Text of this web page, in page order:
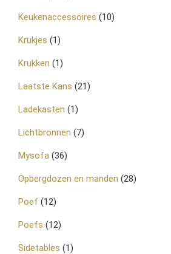
Keukenaccessoires (10)
Krukjes (1)
Krukken (1)
Laatste Kans (21)
Ladekasten (1)
Lichtbronnen (7)
Mysofa (36)
Opbergdozen en manden (28)
Poef (12)
Poefs (12)
Sidetables (1)